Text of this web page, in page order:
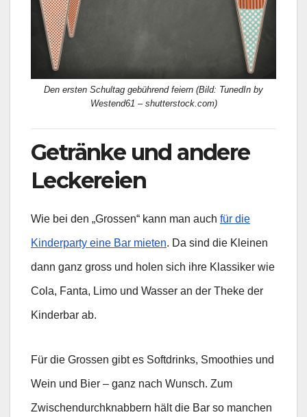
Den ersten Schultag gebührend feiern (Bild: TunedIn by
Westend61 – shutterstock.com)
Getränke und andere
Leckereien
Wie bei den „Grossen“ kann man auch für die
Kinderparty eine Bar mieten. Da sind die Kleinen
dann ganz gross und holen sich ihre Klassiker wie
Cola, Fanta, Limo und Wasser an der Theke der
Kinderbar ab.
Für die Grossen gibt es Softdrinks, Smoothies und
Wein und Bier – ganz nach Wunsch. Zum
Zwischendurchknabbern hält die Bar so manchen